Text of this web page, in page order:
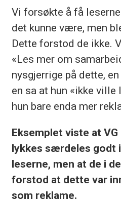
Vi forsøkte å få
det kunne være, men
Dette forstod de ikke.
«Les mer om
nysgjerrige på dette,
en sa at hun «ikke
hun bare enda mer
Eksemplet viste at VG
lykkes særdeles godt
leserne, men at de i
forstod at dette var
som reklame.